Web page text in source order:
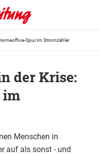
Spur im Stromzähler
der Krise:
im
Menschen in
auf als sonst - und